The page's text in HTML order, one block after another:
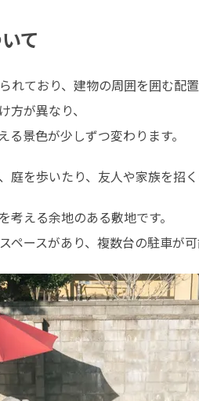
て
れており、建物の周囲を囲む配置
方が異なり、
る景色が少しずつ変わります。
庭を歩いたり、友人や家族を招く
考える余地のある敷地です。
ペースがあり、複数台の駐車が可